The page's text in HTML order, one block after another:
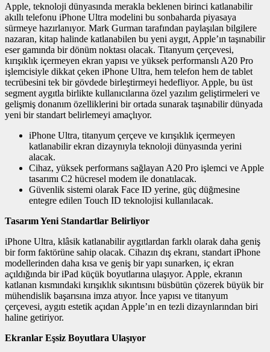
Apple, teknoloji dünyasında merakla beklenen birinci katlanabilir
akıllı telefonu iPhone Ultra modelini bu sonbaharda piyasaya
sürmeye hazırlanıyor. Mark Gurman tarafından paylaşılan bilgilere
nazaran, kitap halinde katlanabilen bu yeni aygıt, Apple’ın taşınabilir
eser gamında bir dönüm noktası olacak. Titanyum çerçevesi,
kırışıklık içermeyen ekran yapısı ve yüksek performanslı A20 Pro
işlemcisiyle dikkat çeken iPhone Ultra, hem telefon hem de tablet
tecrübesini tek bir gövdede birleştirmeyi hedefliyor. Apple, bu üst
segment aygıtla birlikte kullanıcılarına özel yazılım geliştirmeleri ve
gelişmiş donanım özelliklerini bir ortada sunarak taşınabilir dünyada
yeni bir standart belirlemeyi amaçlıyor.
iPhone Ultra, titanyum çerçeve ve kırışıklık içermeyen
katlanabilir ekran dizaynıyla teknoloji dünyasında yerini
alacak.
Cihaz, yüksek performans sağlayan A20 Pro işlemci ve Apple
tasarımı C2 hücresel modem ile donatılacak.
Güvenlik sistemi olarak Face ID yerine, güç düğmesine
entegre edilen Touch ID teknolojisi kullanılacak.
Tasarım Yeni Standartlar Belirliyor
iPhone Ultra, klâsik katlanabilir aygıtlardan farklı olarak daha geniş
bir form faktörüne sahip olacak. Cihazın dış ekranı, standart iPhone
modellerinden daha kısa ve geniş bir yapı sunarken, iç ekran
açıldığında bir iPad küçük boyutlarına ulaşıyor. Apple, ekranın
katlanan kısmındaki kırışıklık sıkıntısını büsbütün çözerek büyük bir
mühendislik başarısına imza atıyor. İnce yapısı ve titanyum
çerçevesi, aygıtı estetik açıdan Apple’ın en tezli dizaynlarından biri
haline getiriyor.
Ekranlar Eşsiz Boyutlara Ulaşıyor